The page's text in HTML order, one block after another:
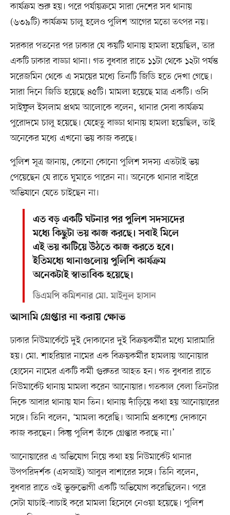
কার্যক্রম শুরু হয়। পরে পর্যায়ক্রমে সারা দেশের সব থানায়
(৬৩৯টি) কার্যক্রম চালু হলেও পুলিশ আগের মতো তৎপর নয়।
সরকার পতনের পর ঢাকার যে কয়টি থানায় হামলা হয়েছিল, তার
একটি ঢাকার বাড্ডা থানা। গত বুধবার রাতে ১১টা থেকে ১২টা পর্যন্ত
সরেজমিন থেকে এ সময়ের মধ্যে তিনটি জিডি হতে দেখা গেছে।
সারা দিনে জিডি হয়েছে ৪৫টি। মামলা হয়েছে মাত্র একটি। ওসি
সাইফুল ইসলাম প্রথম আলোকে বলেন, থানার সেবা কার্যক্রম
পুরোদমে চালু হয়েছে। যেহেতু বাড্ডা থানায় হামলা হয়েছিল, তাই
অনেকের মধ্যে এখনো ভয় কাজ করছে।
পুলিশ সূত্র জানায়, কোনো কোনো পুলিশ সদস্য এতটাই ভয়
পেয়েছেন যে রাতে ঘুমাতে পারেন না। অনেকে থানার বাইরে
অভিযানে যেতে চাইছেন না।
এত বড় একটি ঘটনার পর পুলিশ সদস্যদের
মধ্যে কিছুটা ভয় কাজ করছে। সবাই মিলে
এই ভয় কাটিয়ে উঠতে কাজ করতে হবে।
ইতিমধ্যে থানাগুলোয় পুলিশি কার্যক্রম
অনেকটাই স্বাভাবিক হয়েছে।
ডিএমপি কমিশনার মো. মাইনুল হাসান
আসামি গ্রেপ্তার না করায় ক্ষোভ
ঢাকার নিউমার্কেটে দুই দোকানের দুই বিক্রয়কর্মীর মধ্যে মারামারি
হয়। মো. শাহরিয়ার নামের এক বিক্রয়কর্মীর হামলায় আনোয়ার
হোসেন নামের একটি কর্মী গুরুতর আহত হন। গত বুধবার রাতে
নিউমার্কেট থানায় মামলা করেন আনোয়ার। গতকাল বেলা তিনটার
দিকে আবার থানায় যান তিন। থানায় দাঁড়িয়ে কথা হয় আনোয়ারের
সঙ্গে। তিনি বলেন, ‘মামলা করেছি। আসামি প্রকাশ্যে দোকানে
কাজ করছেন। কিন্তু পুলিশ তাঁকে গ্রেপ্তার করছে না।’
আনোয়ারের এ অভিযোগ নিয়ে কথা হয় নিউমার্কেট থানার
উপপরিদর্শক (এসআই) আবুল বাশারের সঙ্গে। তিনি বলেন,
বুধবার রাতে ওই ভুক্তভোগী একটি অভিযোগ করেছিলেন। পরে
সেটা যাচাই-বাচাই করে মামলা হিসেবে নেওয়া হয়েছে। পুলিশ